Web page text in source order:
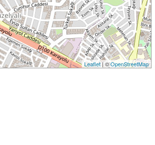
Leaflet| ©OpenStreetMap